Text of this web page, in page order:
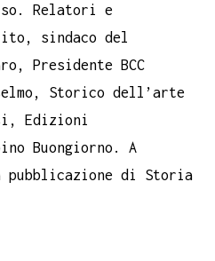
Relatori e
sindaco del
Presidente BCC
Storico dell’arte
Edizioni
Buongiorno. A
pubblicazione di Storia